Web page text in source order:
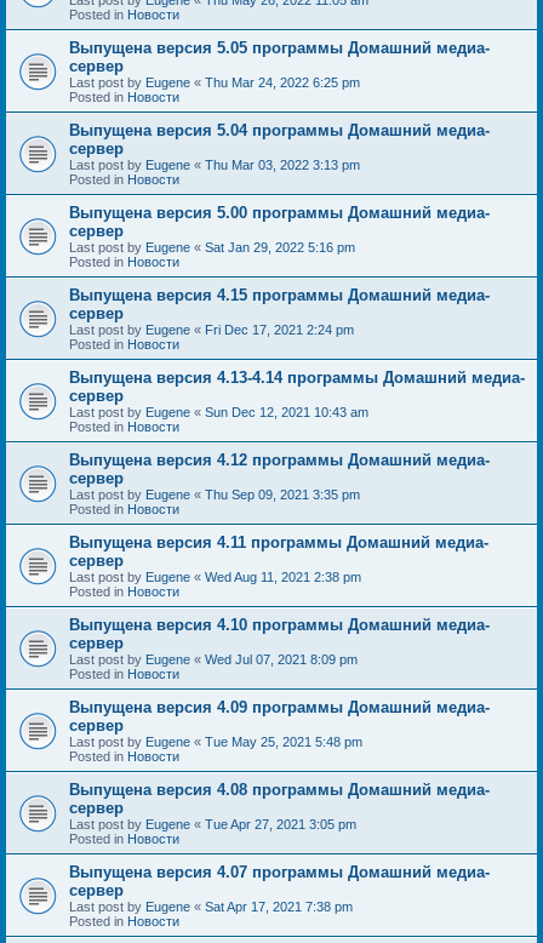
Posted in Новости
Выпущена версия 5.05 программы Домашний медиа-
сервер
Last post by Eugene « Thu Mar 24, 2022 6:25 pm
Posted in Новости
Выпущена версия 5.04 программы Домашний медиа-
сервер
Last post by Eugene « Thu Mar 03, 2022 3:13 pm
Posted in Новости
Выпущена версия 5.00 программы Домашний медиа-
сервер
Last post by Eugene « Sat Jan 29, 2022 5:16 pm
Posted in Новости
Выпущена версия 4.15 программы Домашний медиа-
сервер
Last post by Eugene « Fri Dec 17, 2021 2:24 pm
Posted in Новости
Выпущена версия 4.13-4.14 программы Домашний медиа-
сервер
Last post by Eugene « Sun Dec 12, 2021 10:43 am
Posted in Новости
Выпущена версия 4.12 программы Домашний медиа-
сервер
Last post by Eugene « Thu Sep 09, 2021 3:35 pm
Posted in Новости
Выпущена версия 4.11 программы Домашний медиа-
сервер
Last post by Eugene « Wed Aug 11, 2021 2:38 pm
Posted in Новости
Выпущена версия 4.10 программы Домашний медиа-
сервер
Last post by Eugene « Wed Jul 07, 2021 8:09 pm
Posted in Новости
Выпущена версия 4.09 программы Домашний медиа-
сервер
Last post by Eugene « Tue May 25, 2021 5:48 pm
Posted in Новости
Выпущена версия 4.08 программы Домашний медиа-
сервер
Last post by Eugene « Tue Apr 27, 2021 3:05 pm
Posted in Новости
Выпущена версия 4.07 программы Домашний медиа-
сервер
Last post by Eugene « Sat Apr 17, 2021 7:38 pm
Posted in Новости